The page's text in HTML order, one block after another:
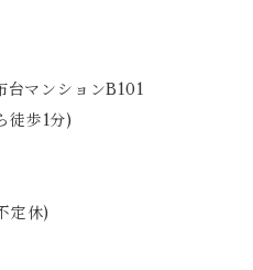
マンションB101
徒歩1分)
定休)